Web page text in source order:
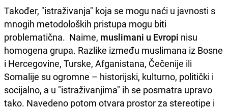
Također, "istraživanja" koja se mogu naći u javnosti s
mnogih metodoloških pristupa mogu biti
problematična. Naime, muslimani u Evropi nisu
homogena grupa. Razlike između muslimana iz Bosne
i Hercegovine, Turske, Afganistana, Čečenije ili
Somalije su ogromne – historijski, kulturno, politički i
socijalno, a u "istraživanjima" ih se posmatra upravo
tako. Navedeno potom otvara prostor za stereotipe i